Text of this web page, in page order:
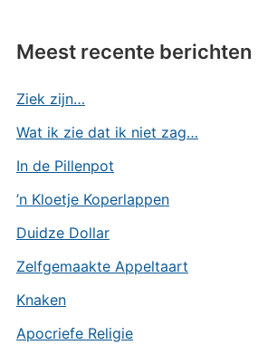
Meest recente berichten
Ziek zijn…
Wat ik zie dat ik niet zag…
In de Pillenpot
’n Kloetje Koperlappen
Duidze Dollar
Zelfgemaakte Appeltaart
Knaken
Apocriefe Religie